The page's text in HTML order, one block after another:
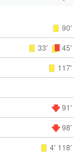
90'
33' 45'
117'
91'
98'
4' 118'